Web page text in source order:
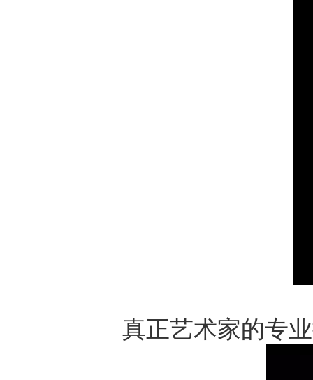
真正艺术家的专